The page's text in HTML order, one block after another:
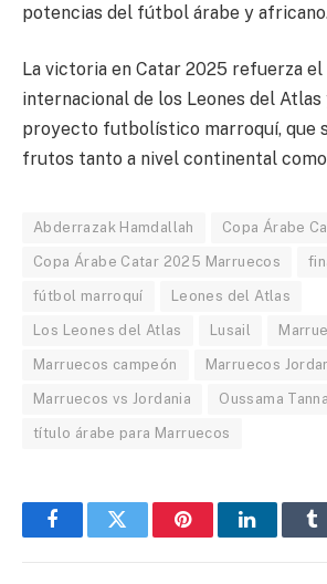
potencias del fútbol árabe y
La victoria en Catar 2025 refuerza
internacional de los Leones del
proyecto futbolístico marroquí, que
frutos tanto a nivel continental
Abderrazak Hamdallah Copa Árabe
Copa Árabe Catar 2025 Marruecos
fútbol marroquí Leones del Atlas
Los Leones del Atlas Lusail
Marruecos campeón Marruecos
Marruecos vs Jordania Oussama
título árabe para Marruecos
FacebookTwitter PinterestLinkedIn